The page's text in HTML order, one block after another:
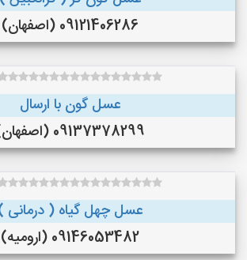
09121406286 (اصفهان)
عسل گون با ارسال
09137378299 (اصفهان)
عسل چهل گیاه ( درمانی
09146053482 (ارومیه)